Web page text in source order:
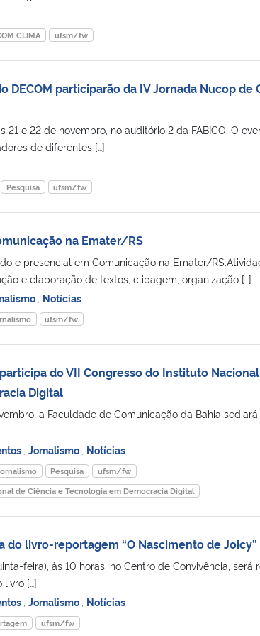
CLIMA ufsm/fw
DECOM participarão da IV Jornada Nucop de
21 e 22 de novembro, no auditório 2 da FABICO. O
de diferentes […]
Pesquisa ufsm/fw
na Emater/RS
e presencial em Comunicação na Emater/
e elaboração de textos, clipagem, organização […]
Notícias
ufsm/fw
do VII Congresso do Instituto
Digital
a Faculdade de Comunicação da Bahia
Jornalismo Notícias
Pesquisa
ufsm/fw
de Ciência e Tecnologia em Democracia Digital
do livro-reportagem “O Nascimento de Joicy”
feira), às 10 horas, no Centro de Convivência, será
[…]
Jornalismo Notícias
ufsm/fw